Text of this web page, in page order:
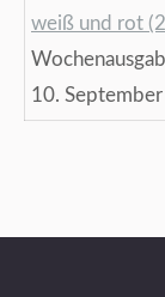
weiß und rot
10.